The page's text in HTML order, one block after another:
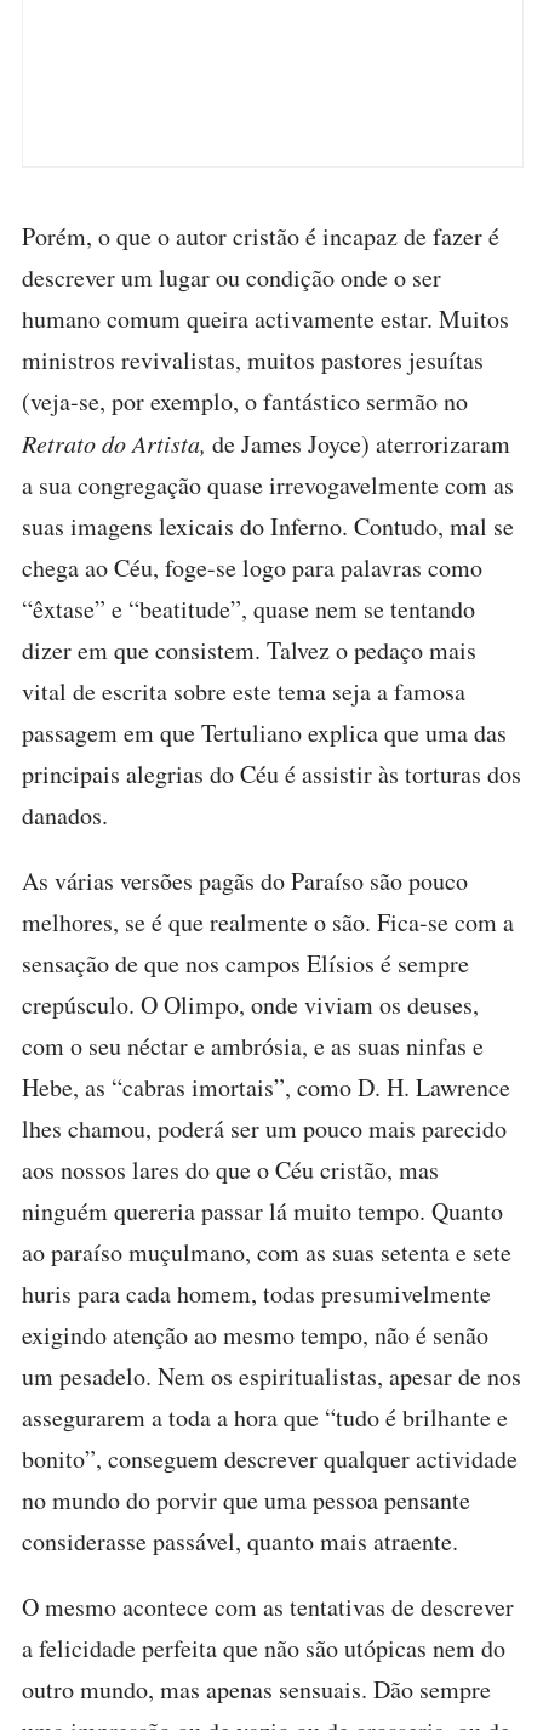
Porém, o que o autor cristão é incapaz de fazer é
descrever um lugar ou condição onde o ser
humano comum queira activamente estar. Muitos
ministros revivalistas, muitos pastores jesuítas
(veja-se, por exemplo, o fantástico sermão no
Retrato do Artista, de James Joyce) aterrorizaram
a sua congregação quase irrevogavelmente com as
suas imagens lexicais do Inferno. Contudo, mal se
chega ao Céu, foge-se logo para palavras como
“êxtase” e “beatitude”, quase nem se tentando
dizer em que consistem. Talvez o pedaço mais
vital de escrita sobre este tema seja a famosa
passagem em que Tertuliano explica que uma das
principais alegrias do Céu é assistir às torturas dos
danados.
As várias versões pagãs do Paraíso são pouco
melhores, se é que realmente o são. Fica-se com a
sensação de que nos campos Elísios é sempre
crepúsculo. O Olimpo, onde viviam os deuses,
com o seu néctar e ambrósia, e as suas ninfas e
Hebe, as “cabras imortais”, como D. H. Lawrence
lhes chamou, poderá ser um pouco mais parecido
aos nossos lares do que o Céu cristão, mas
ninguém quereria passar lá muito tempo. Quanto
ao paraíso muçulmano, com as suas setenta e sete
huris para cada homem, todas presumivelmente
exigindo atenção ao mesmo tempo, não é senão
um pesadelo. Nem os espiritualistas, apesar de nos
assegurarem a toda a hora que “tudo é brilhante e
bonito”, conseguem descrever qualquer actividade
no mundo do porvir que uma pessoa pensante
considerasse passável, quanto mais atraente.
O mesmo acontece com as tentativas de descrever
a felicidade perfeita que não são utópicas nem do
outro mundo, mas apenas sensuais. Dão sempre